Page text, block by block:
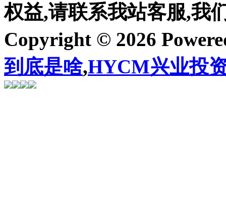
权益,请联系我站客服,我
Copyright © 2026
到底是啥,HYCM兴业投